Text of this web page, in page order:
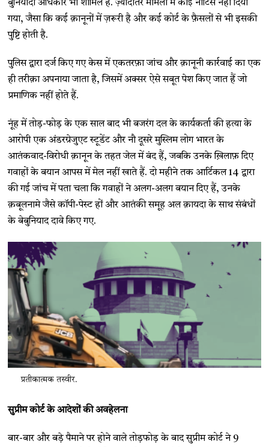
बुनियादी अधिकार भी शामिल है. ज़्यादातर मामलों में कोई नोटिस नहीं दिया
गया, जैसा कि कई क़ानूनों में ज़रूरी है और कई कोर्ट के फ़ैसलों से भी इसकी
पुष्टि होती है.
पुलिस द्वारा दर्ज किए गए केस में एकतरफ़ा जांच और क़ानूनी कार्रवाई का एक
ही तरीक़ा अपनाया जाता है, जिसमें अक्सर ऐसे सबूत पेश किए जात हैं जो
प्रमाणिक नहीं होते हैं.
नूंह में तोड़-फोड़ के एक साल बाद भी बजरंग दल के कार्यकर्ता की हत्या के
आरोपी एक अंडरग्रेजुएट स्टूडेंट और नौ दूसरे मुस्लिम लोग भारत के
आतंकवाद-विरोधी क़ानून के तहत जेल में बंद हैं, जबकि उनके ख़िलाफ़ दिए
गवाहों के बयान आपस में मेल नहीं खाते हैं. दो महीने तक आर्टिकल 14 द्वारा
की गई जांच में पता चला कि गवाहों ने अलग-अलग बयान दिए हैं, उनके
क़बूलनामे जैसे कॉपी-पेस्ट हों और आतंकी समूह अल क़ायदा के साथ संबंधों
के बेबुनियाद दावे किए गए.
प्रतीकात्मक तस्वीर.
सुप्रीम कोर्ट के आदेशों की अवहेलना
बार-बार और बड़े पैमाने पर होने वाले तोड़फोड़ के बाद सुप्रीम कोर्ट ने 9